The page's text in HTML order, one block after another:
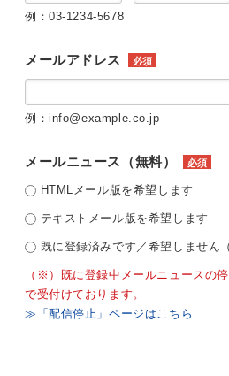
例：03-1234-5678
メールアドレス 必須
例：info@example.co.jp
メールニュース（無料） 必須
HTMLメール版を希望します
テキストメール版を希望します
既に登録済みです／希望しません
（※）既に登録中メールニュースの
で受付けております。
≫「配信停止」ページはこちら